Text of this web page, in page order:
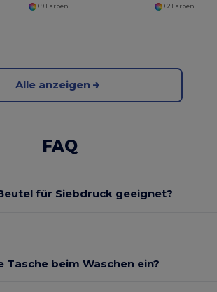
+9 Farben +2 Farben
Alle anzeigen
FAQ
für Siebdruck geeignet?
Tasche beim Waschen ein?